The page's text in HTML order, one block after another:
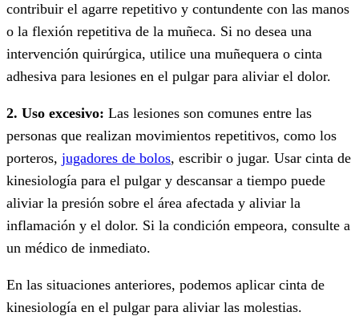
contribuir el agarre repetitivo y contundente con las manos
o la flexión repetitiva de la muñeca. Si no desea una
intervención quirúrgica, utilice una muñequera o cinta
adhesiva para lesiones en el pulgar para aliviar el dolor.
2. Uso excesivo: Las lesiones son comunes entre las
personas que realizan movimientos repetitivos, como los
porteros, jugadores de bolos, escribir o jugar. Usar cinta de
kinesiología para el pulgar y descansar a tiempo puede
aliviar la presión sobre el área afectada y aliviar la
inflamación y el dolor. Si la condición empeora, consulte a
un médico de inmediato.
En las situaciones anteriores, podemos aplicar cinta de
kinesiología en el pulgar para aliviar las molestias.